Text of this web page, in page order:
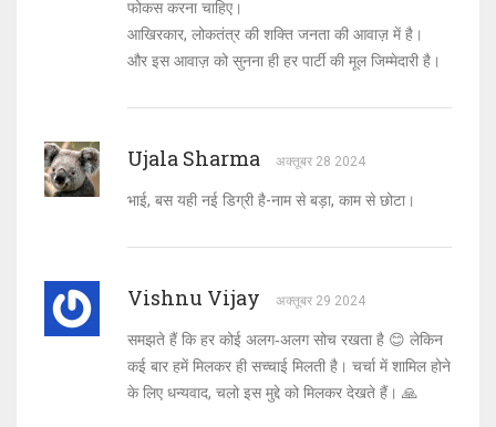
फोकस करना चाहिए।
आखिरकार, लोकतंत्र की शक्ति जनता की आवाज़ में है।
और इस आवाज़ को सुनना ही हर पार्टी की मूल जिम्मेदारी है।
Ujala Sharma अक्तूबर 28 2024
भाई, बस यही नई डिग्री है-नाम से बड़ा, काम से छोटा।
Vishnu Vijay अक्तूबर 29 2024
समझते हैं कि हर कोई अलग‑अलग सोच रखता है 😊 लेकिन
कई बार हमें मिलकर ही सच्चाई मिलती है। चर्चा में शामिल होने
के लिए धन्यवाद, चलो इस मुद्दे को मिलकर देखते हैं। 🙏